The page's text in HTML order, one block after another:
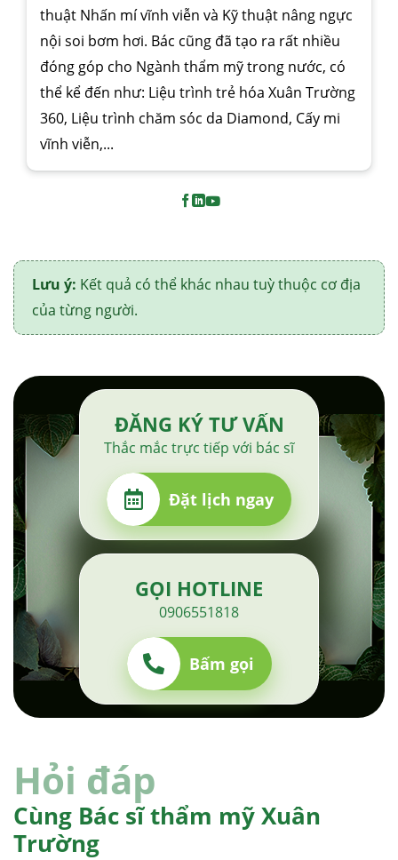
thuật Nhấn mí vĩnh viễn và Kỹ thuật nâng ngực
nội soi bơm hơi. Bác cũng đã tạo ra rất nhiều
đóng góp cho Ngành thẩm mỹ trong nước, có
thể kể đến như: Liệu trình trẻ hóa Xuân Trường
360, Liệu trình chăm sóc da Diamond, Cấy mi
vĩnh viễn,...
Lưu ý: Kết quả có thể khác nhau tuỳ thuộc cơ địa
của từng người.
ĐĂNG KÝ TƯ VẤN
Thắc mắc trực tiếp với bác sĩ
Đặt lịch ngay
GỌI HOTLINE
0906551818
Bấm gọi
Hỏi đáp
Cùng Bác sĩ thẩm mỹ Xuân
Trường